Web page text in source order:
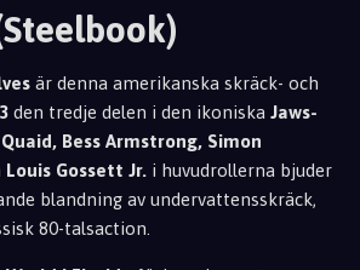
är denna amerikanska skräck- och
den tredje delen i den ikoniska Jaws-
Bess Armstrong, Simon
Louis Gossett Jr. i huvudrollerna bjuder
blandning av undervattensskräck,
80-talsaction.